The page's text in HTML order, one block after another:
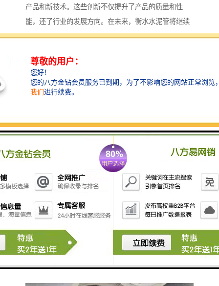
产品和新技术。这些创新不仅提升了产品的质量和性
能，还了行业的发展方向。在未来，衡水水泥管将继续
发挥重要作用，为各个领域的发展提供支持。